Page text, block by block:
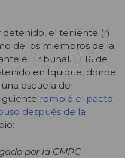
el teniente (r)
de los miembros de la
el Tribunal. El 16 de
en Iquique, donde
escuela de
rompió el pacto
después de la
por la CMPC